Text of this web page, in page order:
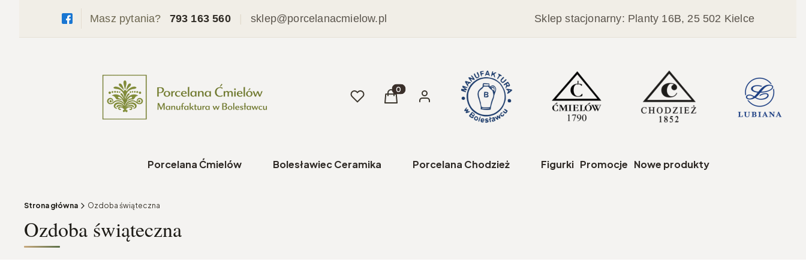
Masz pytania? 793 163 560 sklep@porcelanacmielow.pl Sklep stacjonarny: Planty 16B, 25 502 Kielce
UlubioneProdukty w koszyku: 0. Zobacz szczegóły
Koszyk Zaloguj się
Porcelana Ćmielów Bolesławiec Ceramika Porcelana Chodzież Figurki Promocje Nowe produkty
Strona główna Ozdoba świąteczna
Ozdoba świąteczna